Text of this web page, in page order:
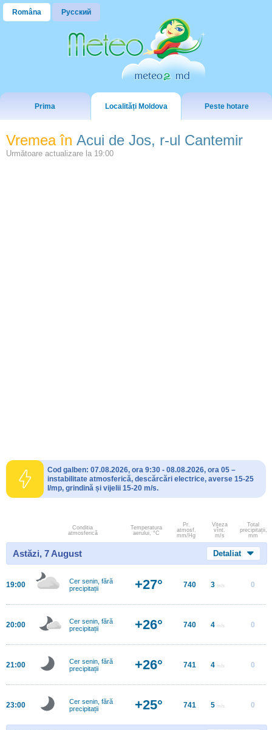
Româna Русский
Prima Localități Moldova Peste hotare
Vremea în Acui de Jos, r-ul Cantemir
Următoare actualizare la 19:00
Cod galben: 07.08.2026, ora 9:30 - 08.08.2026, ora 05 –
instabilitate atmosferică, descărcări electrice, averse 15-25
l/mp, grindină și vijelii 15-20 m/s.
Conditia
atmosferică
Temperatura
aerului, °C
Pr.
atmosf.
mm/Hg
Viteza
vînt.
m/s
Total
precipitații,
mm
Astăzi, 7 August Detaliat
19:00
Cer senin, fără
precipitații
+27° 740 3 m/s 0
20:00
Cer senin, fără
precipitații
+26° 740 4 m/s 0
21:00
Cer senin, fără
precipitații
+26° 741 4 m/s 0
23:00
Cer senin, fără
precipitații
+25° 741 5 m/s 0